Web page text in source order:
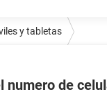
y tabletas
numero de